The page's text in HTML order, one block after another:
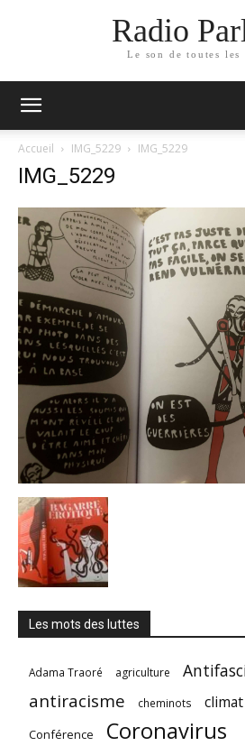
Radio
Le son de toutes les
Accueil IMG_5229 IMG_5229
IMG_5229
Les mots des luttes
Adama Traoré agriculture
antiracisme cheminots climat
Conférence Coronavirus